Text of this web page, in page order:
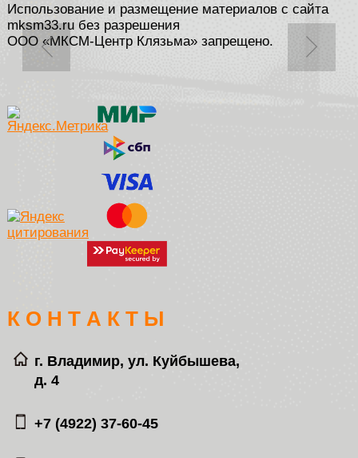
Использование и размещение материалов с сайта
mksm33.ru без разрешения
ООО «МКСМ-Центр Клязьма» запрещено.
К О Н Т А К Т Ы
г. Владимир, ул. Куйбышева,
д. 4
+7 (4922) 37-60-45